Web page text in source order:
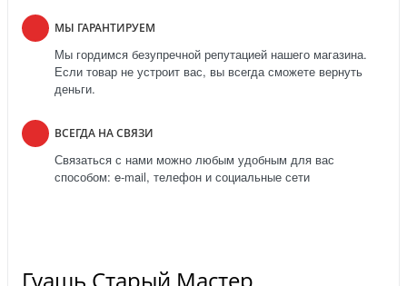
МЫ ГАРАНТИРУЕМ
Мы гордимся безупречной репутацией нашего магазина.
Если товар не устроит вас, вы всегда сможете вернуть
деньги.
ВСЕГДА НА СВЯЗИ
Связаться с нами можно любым удобным для вас
способом: e-mail, телефон и социальные сети